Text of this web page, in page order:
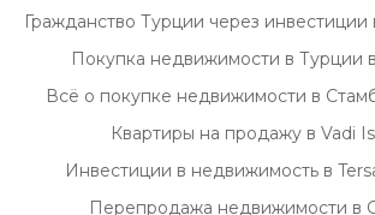
Гражданство Турции через
Покупка недвижимости в Турции
Всё о покупке недвижимости в
Квартиры на продажу в Vadi
Инвестиции в недвижимость в
Перепродажа недвижимости в